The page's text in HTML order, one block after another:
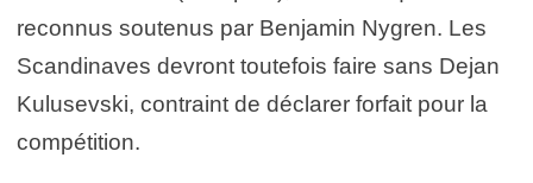
reconnus soutenus par Benjamin Nygren. Les
Scandinaves devront toutefois faire sans Dejan
Kulusevski, contraint de déclarer forfait pour la
compétition.